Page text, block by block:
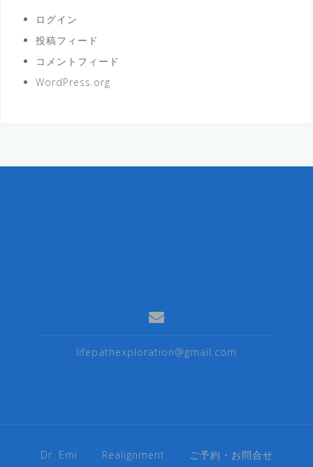
ログイン
投稿フィード
コメントフィード
WordPress.org
lifepathexploration@gmail.com
Dr. Emi Realignment
ご予約・お問合せ